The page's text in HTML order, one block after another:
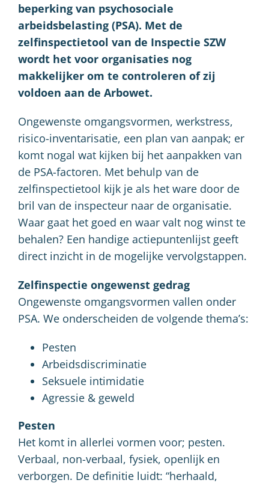
beperking van psychosociale
arbeidsbelasting (PSA). Met de
zelfinspectietool van de Inspectie SZW
wordt het voor organisaties nog
makkelijker om te controleren of zij
voldoen aan de Arbowet.
Ongewenste omgangsvormen, werkstress,
risico-inventarisatie, een plan van aanpak; er
komt nogal wat kijken bij het aanpakken van
de PSA-factoren. Met behulp van de
zelfinspectietool kijk je als het ware door de
bril van de inspecteur naar de organisatie.
Waar gaat het goed en waar valt nog winst te
behalen? Een handige actiepuntenlijst geeft
direct inzicht in de mogelijke vervolgstappen.
Zelfinspectie ongewenst gedrag
Ongewenste omgangsvormen vallen onder
PSA. We onderscheiden de volgende thema’s:
Pesten
Arbeidsdiscriminatie
Seksuele intimidatie
Agressie & geweld
Pesten
Het komt in allerlei vormen voor; pesten.
Verbaal, non-verbaal, fysiek, openlijk en
verborgen. De definitie luidt: “herhaald,